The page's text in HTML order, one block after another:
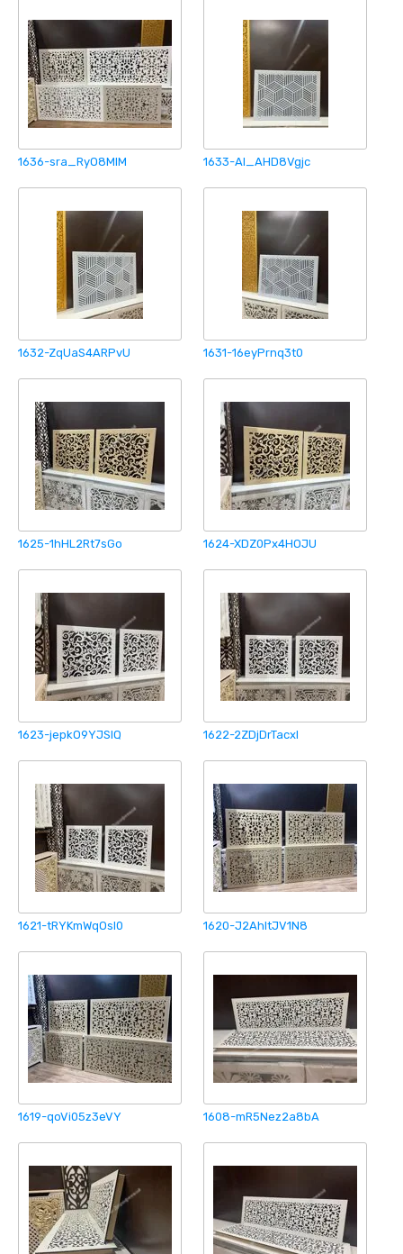
1636-sra_RyO8MlM 1633-Al_AHD8Vgjc
1632-ZqUaS4ARPvU 1631-16eyPrnq3t0
1625-1hHL2Rt7sGo 1624-XDZ0Px4HOJU
1623-jepkO9YJSlQ 1622-2ZDjDrTacxI
1621-tRYKmWqOsI0 1620-J2AhItJV1N8
1619-qoVi05z3eVY 1608-mR5Nez2a8bA